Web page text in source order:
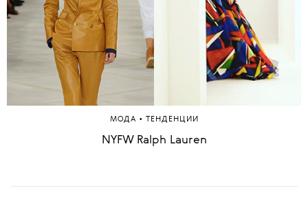
МОДА • ТЕНДЕНЦИИ
NYFW Ralph Lauren